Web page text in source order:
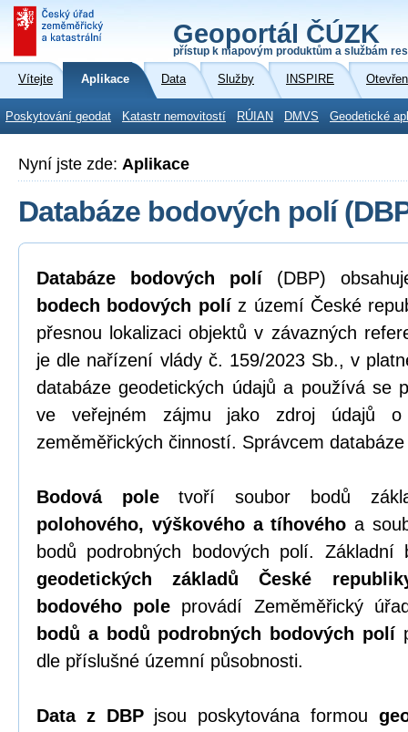
Geoportál ČÚZK
přístup k mapovým produktům a službám
Vítejte Aplikace Data Služby INSPIRE
Poskytování geodat Katastr nemovitostí RÚIAN DMVS Geodetické
Nyní jste zde: Aplikace
Databáze bodových polí
Databáze bodových polí (DBP)
bodech bodových políz území České
přesnou lokalizaci objektů v závazných
je dle nařízení vlády č. 159/2023 Sb., v
databáze geodetických údajů a používá se
ve veřejném zájmu jako zdroj údajů o
zeměměřických činností. Správcem
Bodová poletvoří soubor bodů
polohového, výškového a tíhového a
bodů podrobných bodových polí.
geodetických základů České
bodového pole provádí Zeměměřický
bodů a bodů podrobných bodových polí
dle příslušné územní působnosti.
Data z DBPjsou poskytována formou